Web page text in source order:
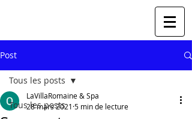
Post
Tous les posts
Tous les posts
LaVillaRomaine & Spa
28 mars 2021 5 min de lecture